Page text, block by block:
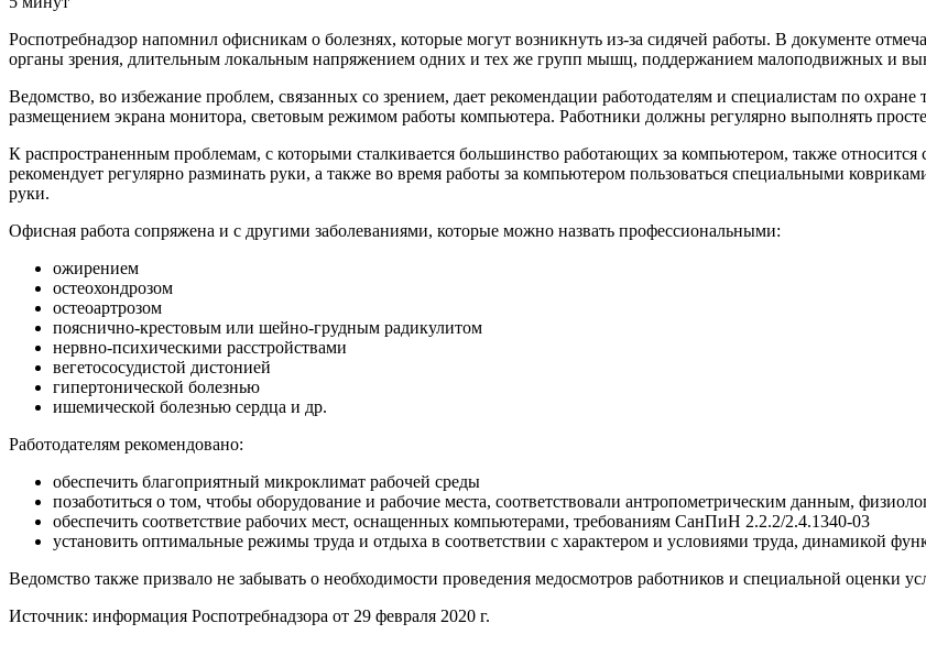
Роспотребнадзор напомнил офисникам о болезнях, которые могут возникнуть из-за сидячей работы. В документе
органы зрения, длительным локальным напряжением одних и тех же групп мышц, поддержанием малоподвижных и
Ведомство, во избежание проблем, связанных со зрением, дает рекомендации работодателям и специалистам по
размещением экрана монитора, световым режимом работы компьютера. Работники должны регулярно выполнять
К распространенным проблемам, с которыми сталкивается большинство работающих за компьютером, также относится
рекомендует регулярно разминать руки, а также во время работы за компьютером пользоваться специальными
руки.
Офисная работа сопряжена и с другими заболеваниями, которые можно назвать профессиональными:
ожирением
остеохондрозом
остеоартрозом
пояснично-крестовым или шейно-грудным радикулитом
нервно-психическими расстройствами
вегетососудистой дистонией
гипертонической болезнью
ишемической болезнью сердца и др.
Работодателям рекомендовано:
обеспечить благоприятный микроклимат рабочей среды
позаботиться о том, чтобы оборудование и рабочие места, соответствовали антропометрическим данным,
обеспечить соответствие рабочих мест, оснащенных компьютерами, требованиям СанПиН 2.2.2/2.4.1340-03
установить оптимальные режимы труда и отдыха в соответствии с характером и условиями труда, динамикой
Ведомство также призвало не забывать о необходимости проведения медосмотров работников и специальной оценки
Источник: информация Роспотребнадзора от 29 февраля 2020 г.